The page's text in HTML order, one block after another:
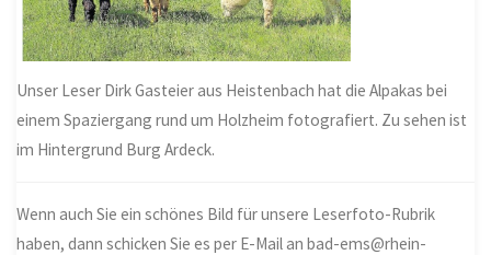
Unser Leser Dirk Gasteier aus Heistenbach hat die Alpakas bei
einem Spaziergang rund um Holzheim fotografiert. Zu sehen ist
im Hintergrund Burg Ardeck.
Wenn auch Sie ein schönes Bild für unsere Leserfoto-Rubrik
haben, dann schicken Sie es per E-Mail an bad-ems@rhein-